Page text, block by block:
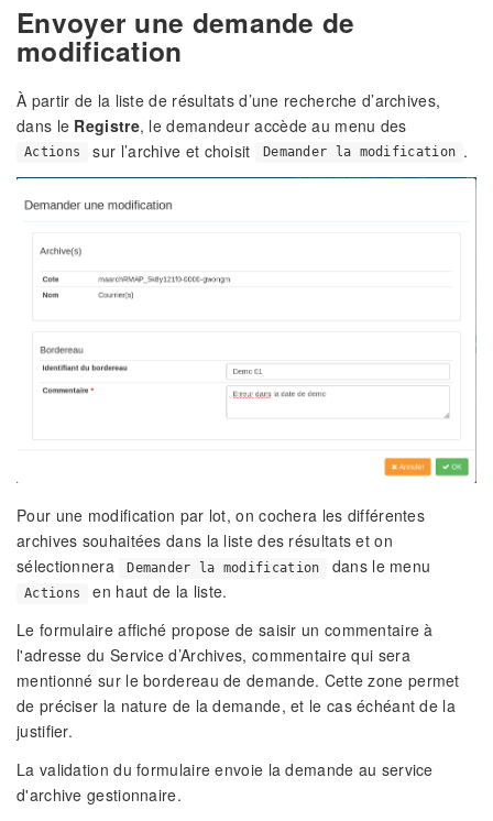
Envoyer une demande de
modification
À partir de la liste de résultats d’une recherche d’archives,
dans le Registre, le demandeur accède au menu des
Actions sur l’archive et choisit Demander la modification .
Pour une modification par lot, on cochera les différentes
archives souhaitées dans la liste des résultats et on
sélectionnera
Demander la modification dans le menu
Actions
en haut de la liste.
Le formulaire affiché propose de saisir un commentaire à
l'adresse du Service d’Archives, commentaire qui sera
mentionné sur le bordereau de demande. Cette zone permet
de préciser la nature de la demande, et le cas échéant de la
justifier.
La validation du formulaire envoie la demande au service
d'archive gestionnaire.